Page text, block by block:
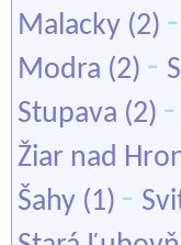
Malacky (2) -
Modra (2) -
Stupava (2) -
Žiar nad
Šahy (1) -